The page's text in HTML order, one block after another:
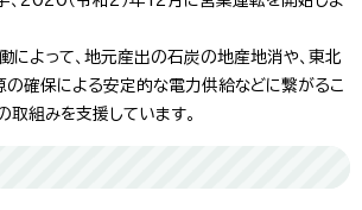
によって、地元産出の石炭の地産地消や、東北
の確保による安定的な電力供給などに繋がるこ
取組みを支援しています。